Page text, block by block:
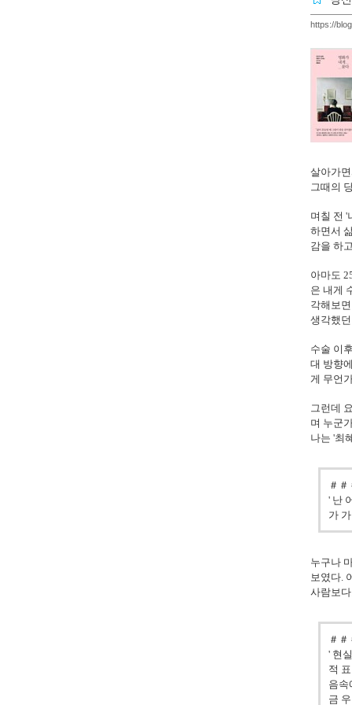
https://
살아가
그때의
며칠 전 '
하면서
감을 하
아마도
은 내게
각해보
생각했
수술 이
대 방향
게 무언
그런데
며 누군
나는 '최
＃＃
' 난
가
누구나
보였다.
사람보
＃＃
' 현
적
음속
금